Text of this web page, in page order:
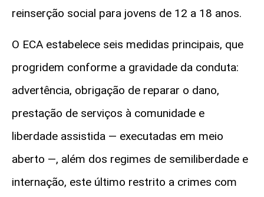
reinserção social para jovens de 12 a 18 anos.
O ECA estabelece seis medidas principais, que
progridem conforme a gravidade da conduta:
advertência, obrigação de reparar o dano,
prestação de serviços à comunidade e
liberdade assistida — executadas em meio
aberto —, além dos regimes de semiliberdade e
internação, este último restrito a crimes com